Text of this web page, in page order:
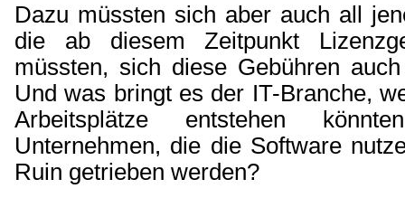
Dazu müssten sich aber auch all
die ab diesem Zeitpunkt
müssten, sich diese Gebühren
Und was bringt es der IT-Branche,
Arbeitsplätze entstehen
Unternehmen, die die Software
Ruin getrieben werden?